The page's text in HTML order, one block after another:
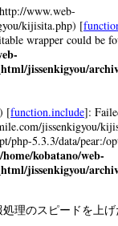
www.web-
kijisita.php) [
wrapper could be
jissenkigyou/
[function.include]:
jissenkigyou/
php-5.3.3/data/pear:/
/home/kobatano/web-
jissenkigyou/
処理のスピードを